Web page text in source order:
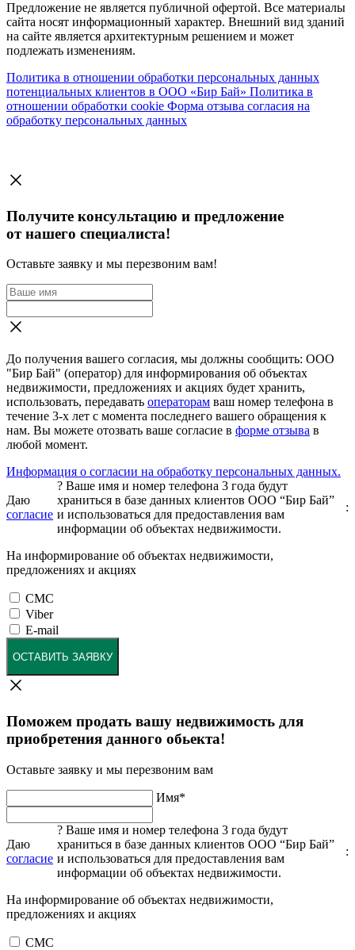
Предложение не является публичной офертой. Все материалы
сайта носят информационный характер. Внешний вид зданий
на сайте является архитектурным решением и может
подлежать изменениям.
Политика в отношении обработки персональных данных
потенциальных клиентов в ООО «Бир Бай» Политика в
отношении обработки cookie Форма отзыва согласия на
обработку персональных данных
Получите консультацию и предложение
от нашего специалиста!
Оставьте заявку и мы перезвоним вам!
До получения вашего согласия, мы должны сообщить: ООО
"Бир Бай" (оператор) для информирования об объектах
недвижимости, предложениях и акциях будет хранить,
использовать, передавать операторам ваш номер телефона в
течение 3-х лет с момента последнего вашего обращения к
нам. Вы можете отозвать ваше согласие в форме отзыва в
любой момент.
Информация о согласии на обработку персональных данных.
Даю
согласие
? Ваше имя и номер телефона 3 года будут
храниться в базе данных клиентов ООО “Бир Бай”
и использоваться для предоставления вам
информации об объектах недвижимости.
:
На информирование об объектах недвижимости,
предложениях и акциях
СМС
Viber
E-mail
ОСТАВИТЬ ЗАЯВКУ
Поможем продать вашу недвижимость для
приобретения данного обьекта!
Оставьте заявку и мы перезвоним вам
Имя*
Даю
согласие
? Ваше имя и номер телефона 3 года будут
храниться в базе данных клиентов ООО “Бир Бай”
и использоваться для предоставления вам
информации об объектах недвижимости.
:
На информирование об объектах недвижимости,
предложениях и акциях
СМС